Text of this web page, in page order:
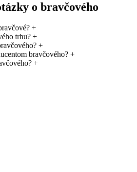
o bravčového
+
trhu? +
+
bravčového? +
+